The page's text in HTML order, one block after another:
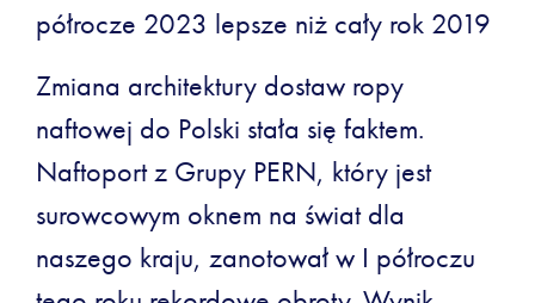
półrocze 2023 lepsze niż cały rok 2019
Zmiana architektury dostaw ropy
naftowej do Polski stała się faktem.
Naftoport z Grupy PERN, który jest
surowcowym oknem na świat dla
naszego kraju, zanotował w I półroczu